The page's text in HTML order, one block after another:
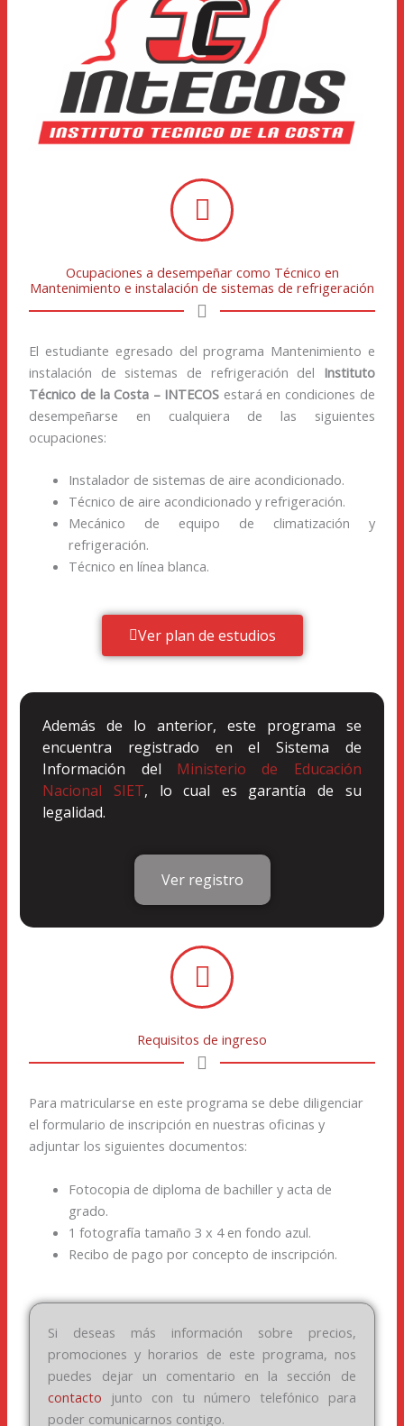
Ocupaciones a desempeñar como Técnico en
Mantenimiento e instalación de sistemas de refrigeración
El estudiante egresado del programa Mantenimiento e
instalación de sistemas de refrigeración del Instituto
Técnico de la Costa – INTECOS estará en condiciones de
desempeñarse en cualquiera de las siguientes
ocupaciones:
Instalador de sistemas de aire acondicionado.
Técnico de aire acondicionado y refrigeración.
Mecánico de equipo de climatización y
refrigeración.
Técnico en línea blanca.
Ver plan de estudios
Además de lo anterior, este programa se
encuentra registrado en el Sistema de
Información del Ministerio de Educación
Nacional SIET, lo cual es garantía de su
legalidad.
Ver registro
Requisitos de ingreso
Para matricularse en este programa se debe diligenciar
el formulario de inscripción en nuestras oficinas y
adjuntar los siguientes documentos:
Fotocopia de diploma de bachiller y acta de
grado.
1 fotografía tamaño 3 x 4 en fondo azul.
Recibo de pago por concepto de inscripción.
Si deseas más información sobre precios,
promociones y horarios de este programa, nos
puedes dejar un comentario en la sección de
contacto junto con tu número telefónico para
poder comunicarnos contigo.